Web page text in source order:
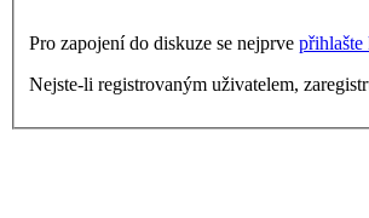
Pro zapojení do diskuze se nejprve přihlašte
Nejste-li registrovaným uživatelem,